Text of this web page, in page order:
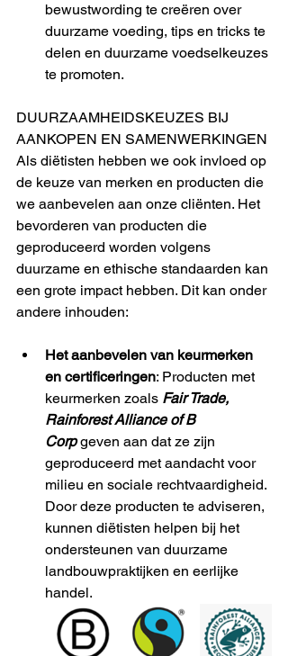
bewustwording te creëren over
duurzame voeding, tips en tricks te
delen en duurzame voedselkeuzes
te promoten.
DUURZAAMHEIDSKEUZES BIJ
AANKOPEN EN SAMENWERKINGEN
Als diëtisten hebben we ook invloed op
de keuze van merken en producten die
we aanbevelen aan onze cliënten. Het
bevorderen van producten die
geproduceerd worden volgens
duurzame en ethische standaarden kan
een grote impact hebben. Dit kan onder
andere inhouden:
Het aanbevelen van keurmerken
en certificeringen: Producten met
keurmerken zoals Fair Trade,
Rainforest Alliance of B
Corp geven aan dat ze zijn
geproduceerd met aandacht voor
milieu en sociale rechtvaardigheid.
Door deze producten te adviseren,
kunnen diëtisten helpen bij het
ondersteunen van duurzame
landbouwpraktijken en eerlijke
handel.